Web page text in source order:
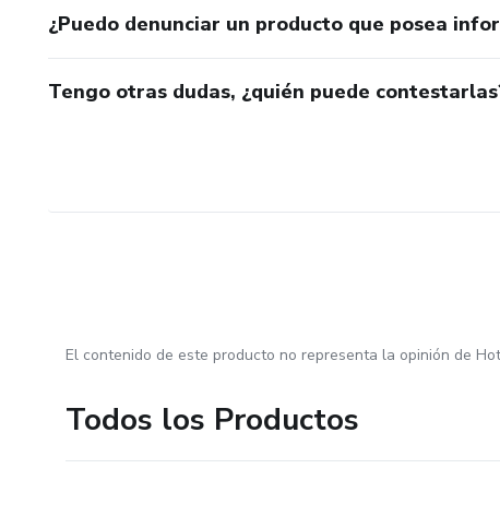
¿Puedo denunciar un producto que posea
Tengo otras dudas, ¿quién puede
El contenido de este producto no representa la opinión de
Todos los Productos